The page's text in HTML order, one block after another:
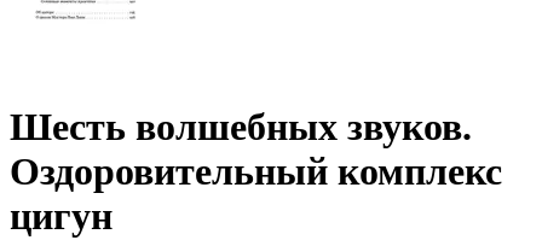
Шесть волшебных звуков.
Оздоровительный комплекс
цигун